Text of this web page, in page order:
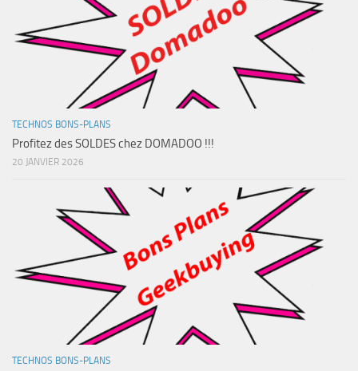
TECHNOS BONS-PLANS
Profitez des SOLDES chez DOMADOO !!!
20 JANVIER 2026
TECHNOS BONS-PLANS